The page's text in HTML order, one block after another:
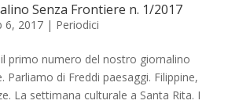
Senza Frontiere n. 1/2017
6, 2017| Periodici
primo numero del nostro giornalino
Parliamo di Freddi paesaggi. Filippine,
La settimana culturale a Santa Rita. I